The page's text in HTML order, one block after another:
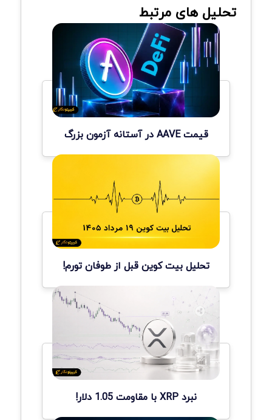
تحلیل های مرتبط
قیمت AAVE در آستانه آزمون بزرگ
تحلیل بیت کوین قبل از طوفان تورم!
نبرد XRP با مقاومت 1.05 دلار!